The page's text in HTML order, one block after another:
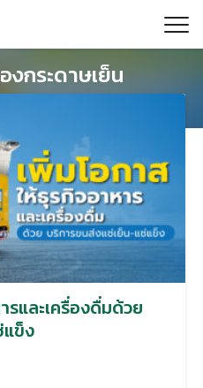
the page as possible:
content
กระดาษเย็น
รและเครื่องดื่มด้วย
ข็ง